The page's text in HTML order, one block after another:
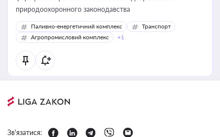
природоохоронного законодавства
Паливно-енергетичний комплекс
Транспорт
Агропромисловий комплекс
+1
Зв'язатися: